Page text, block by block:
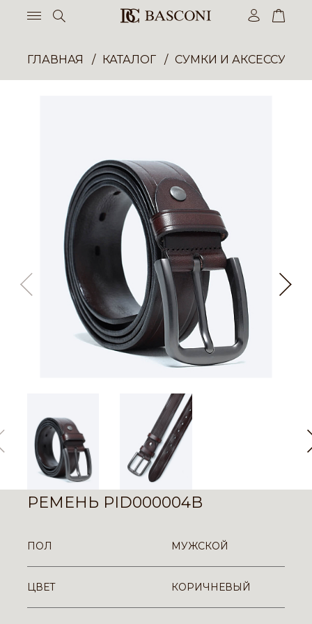
ГЛАВНАЯ КАТАЛОГ СУМКИ И
РЕМЕНЬ PID000004B
ПОЛ МУЖСКОЙ
ЦВЕТ КОРИЧНЕВЫЙ